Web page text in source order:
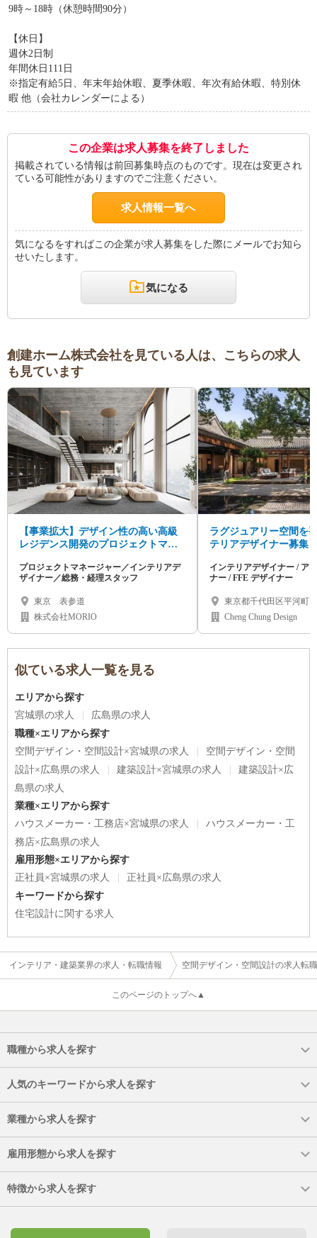
9時～18時（休憩時間90分）
【休日】
週休2日制
年間休日111日
※指定有給5日、年末年始休暇、夏季休暇、年次有給休暇、特別休
暇 他（会社カレンダーによる）
この企業は求人募集を終了しました
掲載されている情報は前回募集時点のものです。現在は変更され
ている可能性がありますのでご注意ください。
求人情報一覧へ
気になるをすればこの企業が求人募集をした際にメールでお知ら
せいたします。
気になる
創建ホーム株式会社を見ている人は、こちらの求人
も見ています
【事業拡大】デザイン性の高い高級
レジデンス開発のプロジェクトマネ
集
プロジェクトマネージャー／インテリアデ
ザイナー／総務・経理スタッフ
東京 表参道
株式会社MORIO
ラグジュアリー空間を
テリアデザイナー募集
インテリアデザイナー / ア
ナー / FFE デザイナー
東京都千代田区平河町1
Cheng Chung Design
似ている求人一覧を見る
エリアから探す
宮城県の求人
広島県の求人
職種×エリアから探す
空間デザイン・空間設計×宮城県の求人
空間デザイン・空間
設計×広島県の求人
建築設計×宮城県の求人
建築設計×広
島県の求人
業種×エリアから探す
ハウスメーカー・工務店×宮城県の求人
ハウスメーカー・工
務店×広島県の求人
雇用形態×エリアから探す
正社員×宮城県の求人
正社員×広島県の求人
キーワードから探す
住宅設計に関する求人
インテリア・建築業界の求人・転職情報 空間デザイン・空間設計の求人転
このページのトップへ▲
職種から求人を探す
人気のキーワードから求人を探す
業種から求人を探す
雇用形態から求人を探す
特徴から求人を探す